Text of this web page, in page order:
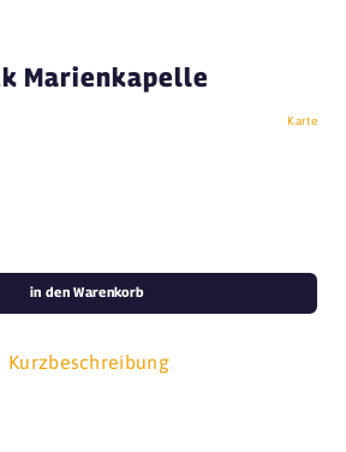
Marienkapelle
Karte
Kurzbeschreibung
in den Warenkorb